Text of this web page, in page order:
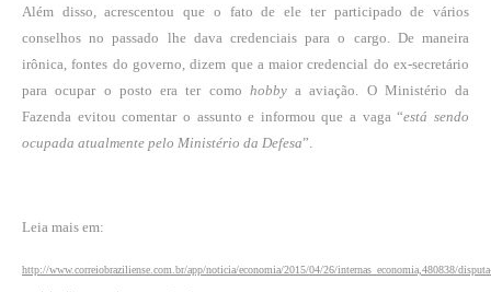
Além disso, acrescentou que o fato de ele ter participado de vários
conselhos no passado lhe dava credenciais para o cargo. De maneira
irônica, fontes do governo, dizem que a maior credencial do ex-secretário
para ocupar o posto era ter como hobbya aviação. O Ministério da
Fazenda evitou comentar o assunto e informou que a vaga “está sendo
ocupada atualmente pelo Ministério da Defesa”.
Leia mais em:
http://www.correiobraziliense.com.br/app/noticia/economia/2015/04/26/internas_economia,480838/